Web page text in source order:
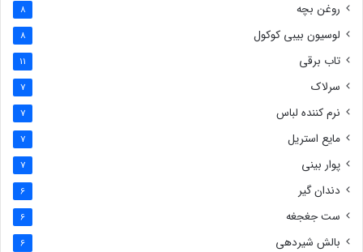
روغن بچه 8
لوسیون بیبی کوکول 8
تاب برقی 11
سرلاک 7
نرم کننده لباس 7
مایع استریل 7
پوار بینی 7
دندان گیر 6
ست جغجغه 6
بالش شیردهی 6